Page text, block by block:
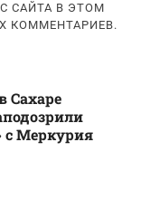
САЙТА В ЭТОМ
КОММЕНТАРИЕВ.
Сахаре
с Меркурия